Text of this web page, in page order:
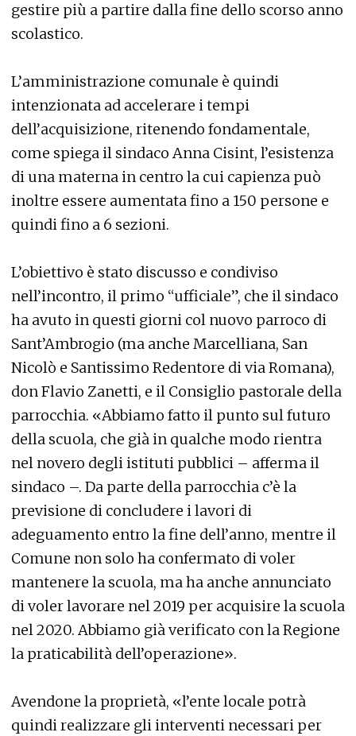
gestire più a partire dalla fine dello scorso anno
scolastico.
L’amministrazione comunale è quindi
intenzionata ad accelerare i tempi
dell’acquisizione, ritenendo fondamentale,
come spiega il sindaco Anna Cisint, l’esistenza
di una materna in centro la cui capienza può
inoltre essere aumentata fino a 150 persone e
quindi fino a 6 sezioni.
L’obiettivo è stato discusso e condiviso
nell’incontro, il primo “ufficiale”, che il sindaco
ha avuto in questi giorni col nuovo parroco di
Sant’Ambrogio (ma anche Marcelliana, San
Nicolò e Santissimo Redentore di via Romana),
don Flavio Zanetti, e il Consiglio pastorale della
parrocchia. «Abbiamo fatto il punto sul futuro
della scuola, che già in qualche modo rientra
nel novero degli istituti pubblici – afferma il
sindaco –. Da parte della parrocchia c’è la
previsione di concludere i lavori di
adeguamento entro la fine dell’anno, mentre il
Comune non solo ha confermato di voler
mantenere la scuola, ma ha anche annunciato
di voler lavorare nel 2019 per acquisire la scuola
nel 2020. Abbiamo già verificato con la Regione
la praticabilità dell’operazione».
Avendone la proprietà, «l’ente locale potrà
quindi realizzare gli interventi necessari per